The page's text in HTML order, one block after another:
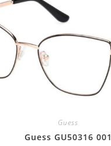
Guess
Guess GU50316 001